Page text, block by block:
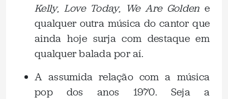
Kelly, Love Today, We Are Golden e
qualquer outra música do cantor que
ainda hoje surja com destaque em
qualquer balada por aí.
A assumida relação com a música
pop dos anos 1970. Seja a